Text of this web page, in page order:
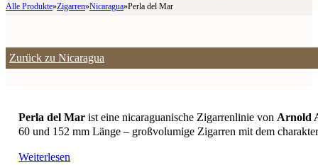
Alle Produkte»Zigarren»Nicaragua»Perla del Mar
Zurück zu Nicaragua
Perla del Mar ist eine nicaraguanische Zigarrenlinie vonArnold
60 und 152 mm Länge – großvolumige Zigarren mit dem
Weiterlesen